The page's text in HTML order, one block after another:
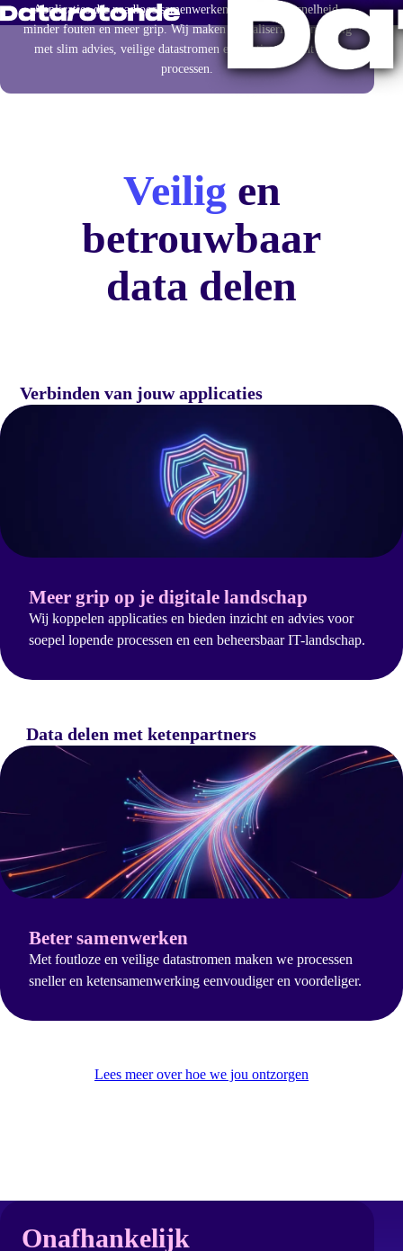
Applicaties die naadloos samenwerken zorgen voor snelheid,
minder fouten en meer grip. Wij maken digitalisering eenvoudig
met slim advies, veilige datastromen en continu inzicht in je
processen.
Veilig en
betrouwbaar
data delen
Verbinden van jouw applicaties
Meer grip op je digitale landschap
Wij koppelen applicaties en bieden inzicht en advies voor
soepel lopende processen en een beheersbaar IT-landschap.
Data delen met ketenpartners
Beter samenwerken
Met foutloze en veilige datastromen maken we processen
sneller en ketensamenwerking eenvoudiger en voordeliger.
Lees meer over hoe we jou ontzorgen
Onafhankelijk